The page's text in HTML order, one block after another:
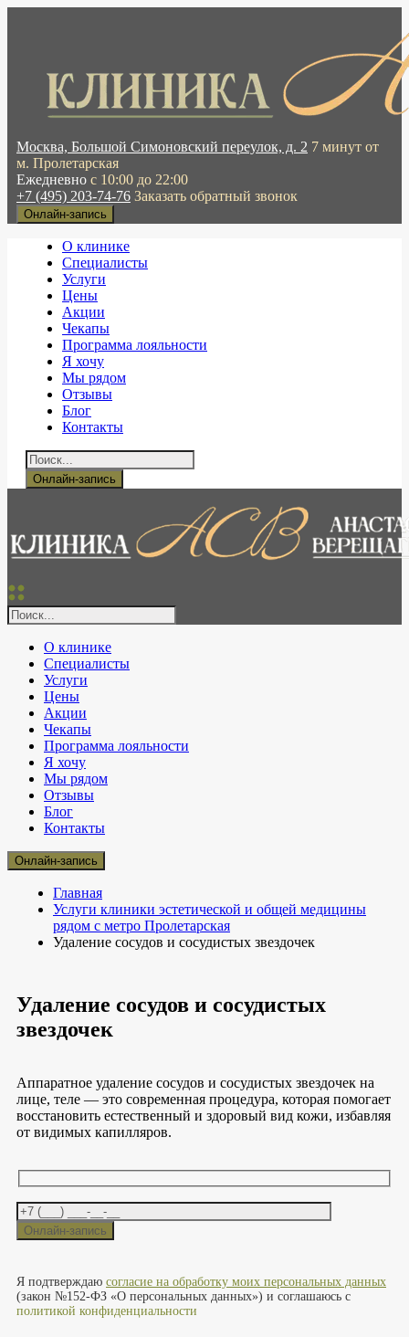
Москва, Большой Симоновский переулок, д. 2 7 минут от
м. Пролетарская
Ежедневно с 10:00 до 22:00
+7 (495) 203-74-76 Заказать обратный звонок
Онлайн-запись
О клинике
Специалисты
Услуги
Цены
Акции
Чекапы
Программа лояльности
Я хочу
Мы рядом
Отзывы
Блог
Контакты
Онлайн-запись
О клинике
Специалисты
Услуги
Цены
Акции
Чекапы
Программа лояльности
Я хочу
Мы рядом
Отзывы
Блог
Контакты
Онлайн-запись
Главная
Услуги клиники эстетической и общей медицины
рядом с метро Пролетарская
Удаление сосудов и сосудистых звездочек
Удаление сосудов и сосудистых
звездочек
Аппаратное удаление сосудов и сосудистых звездочек на
лице, теле — это современная процедура, которая помогает
восстановить естественный и здоровый вид кожи, избавляя
от видимых капилляров.
Я подтверждаю согласие на обработку моих персональных данных
(закон №152-ФЗ «О персональных данных») и соглашаюсь с
политикой конфиденциальности